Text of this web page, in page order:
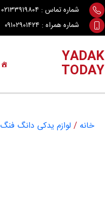
شماره تماس : ۰۲۱۳۳۹۱۹۸۰۴
شماره همراه : ۰۹۱۰۲۹۰۱۴۲۴
YADAK
TODAY
خانه / لوازم یدکی دانگ فنگ